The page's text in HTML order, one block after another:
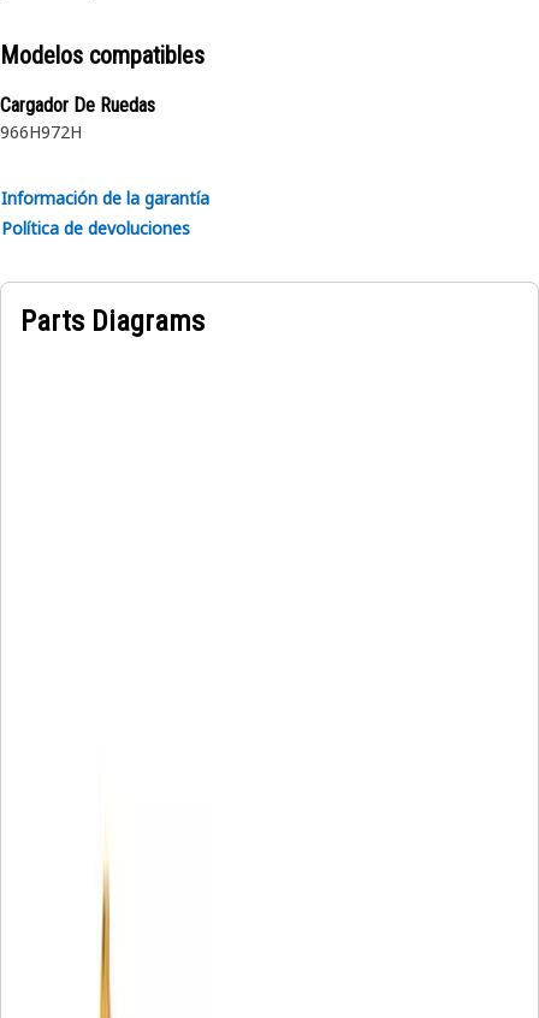
Modelos compatibles
Cargador De Ruedas
966H972H
Información de la garantía
Política de devoluciones
Parts Diagrams